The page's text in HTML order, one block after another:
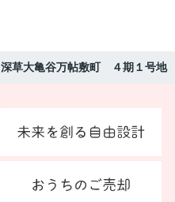
深草大亀谷万帖敷町 ４期１号地